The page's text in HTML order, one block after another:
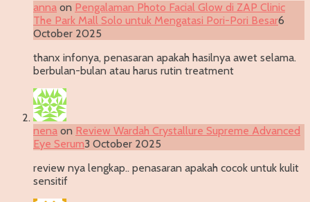
anna on Pengalaman Photo Facial Glow di ZAP Clinic
The Park Mall Solo untuk Mengatasi Pori-Pori Besar6
October 2025
thanx infonya, penasaran apakah hasilnya awet selama.
berbulan-bulan atau harus rutin treatment
nena on Review Wardah Crystallure Supreme Advanced
Eye Serum3 October 2025
review nya lengkap.. penasaran apakah cocok untuk kulit
sensitif